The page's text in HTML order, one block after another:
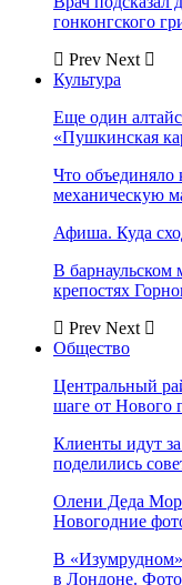
гонконгского
Prev Next
Культура
Еще один
«Пушкинская
Что объединяло
механическую
Афиша. Куда
В барнаульском
крепостях
Prev Next
Общество
Центральный
шаге от Нового
Клиенты идут
поделились
Олени Деда
Новогодние
В «Изумрудном»
в Лондоне.